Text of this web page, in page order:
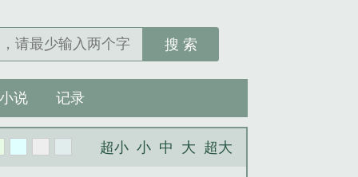
搜 索
说 记录
超小 小 中 大 超大